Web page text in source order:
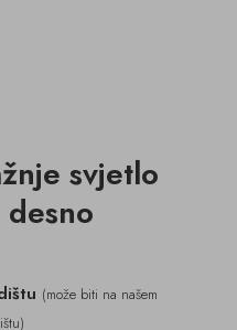
svjetlo
(može biti na našem